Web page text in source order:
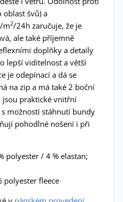
švů) a
m2/24h zaručuje, že je
ale také příjemně
doplňky a detaily
lepší viditelnost a větší
je odepínací a dá se
na zip a má také 2 boční
jsou praktické vnitřní
možností stáhnutí bundy
pohodlné nošení i při
polyester / 4 % elastan;
polyester fleece